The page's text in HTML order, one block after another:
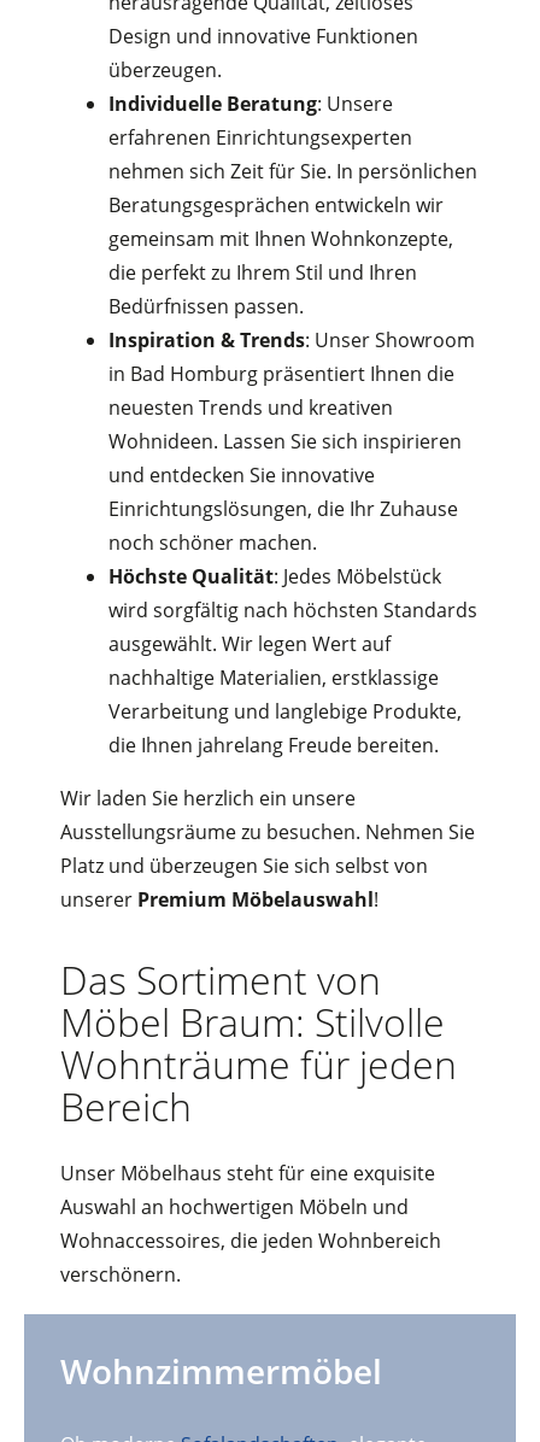
Design und innovative Funktionen
überzeugen.
Individuelle Beratung: Unsere
erfahrenen Einrichtungsexperten
nehmen sich Zeit für Sie. In persönlichen
Beratungsgesprächen entwickeln wir
gemeinsam mit Ihnen Wohnkonzepte,
die perfekt zu Ihrem Stil und Ihren
Bedürfnissen passen.
Inspiration & Trends: Unser Showroom
in Bad Homburg präsentiert Ihnen die
neuesten Trends und kreativen
Wohnideen. Lassen Sie sich inspirieren
und entdecken Sie innovative
Einrichtungslösungen, die Ihr Zuhause
noch schöner machen.
Höchste Qualität: Jedes Möbelstück
wird sorgfältig nach höchsten Standards
ausgewählt. Wir legen Wert auf
nachhaltige Materialien, erstklassige
Verarbeitung und langlebige Produkte,
die Ihnen jahrelang Freude bereiten.
Wir laden Sie herzlich ein unsere
Ausstellungsräume zu besuchen. Nehmen Sie
Platz und überzeugen Sie sich selbst von
unserer Premium Möbelauswahl!
Das Sortiment von
Möbel Braum: Stilvolle
Wohnträume für jeden
Bereich
Unser Möbelhaus steht für eine exquisite
Auswahl an hochwertigen Möbeln und
Wohnaccessoires, die jeden Wohnbereich
verschönern.
Wohnzimmermöbel